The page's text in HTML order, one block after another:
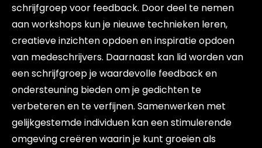
schrijfgroep voor feedback. Door deel te nemen
aan workshops kun je nieuwe technieken leren,
creatieve inzichten opdoen en inspiratie opdoen
van medeschrijvers. Daarnaast kan lid worden van
een schrijfgroep je waardevolle feedback en
ondersteuning bieden om je gedichten te
verbeteren en te verfijnen. Samenwerken met
gelijkgestemde individuen kan een stimulerende
omgeving creëren waarin je kunt groeien als